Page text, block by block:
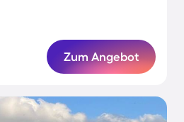
Zum Angebot